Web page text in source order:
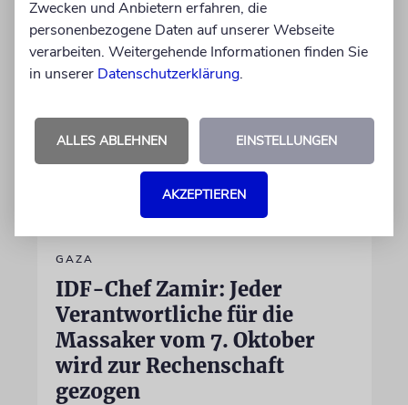
06.08.2026
GAZA
IDF-Chef Zamir: Jeder
Verantwortliche für die
Massaker vom 7. Oktober
wird zur Rechenschaft
gezogen
Zwecken und Anbietern erfahren, die
personenbezogene Daten auf unserer Webseite
verarbeiten. Weitergehende Informationen finden Sie
in unserer Datenschutzerklärung.
ALLES ABLEHNEN EINSTELLUNGEN
AKZEPTIEREN